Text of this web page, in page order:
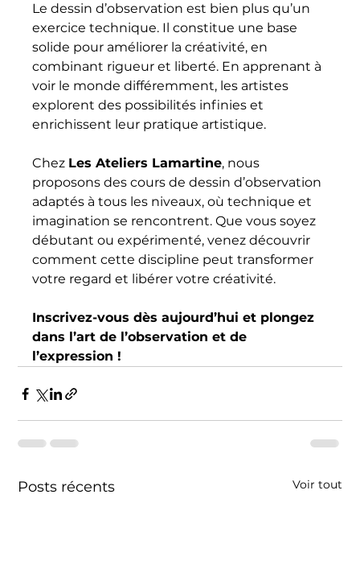
Le dessin d’observation est bien plus qu’un
exercice technique. Il constitue une base
solide pour améliorer la créativité, en
combinant rigueur et liberté. En apprenant à
voir le monde différemment, les artistes
explorent des possibilités infinies et
enrichissent leur pratique artistique.
Chez Les Ateliers Lamartine, nous
proposons des cours de dessin d’observation
adaptés à tous les niveaux, où technique et
imagination se rencontrent. Que vous soyez
débutant ou expérimenté, venez découvrir
comment cette discipline peut transformer
votre regard et libérer votre créativité.
Inscrivez-vous dès aujourd’hui et plongez
dans l’art de l’observation et de
l’expression !
Posts récents Voir tout